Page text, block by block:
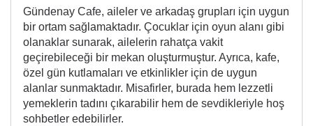
Gündenay Cafe, aileler ve arkadaş grupları için uygun
bir ortam sağlamaktadır. Çocuklar için oyun alanı gibi
olanaklar sunarak, ailelerin rahatça vakit
geçirebileceği bir mekan oluşturmuştur. Ayrıca, kafe,
özel gün kutlamaları ve etkinlikler için de uygun
alanlar sunmaktadır. Misafirler, burada hem lezzetli
yemeklerin tadını çıkarabilir hem de sevdikleriyle hoş
sohbetler edebilirler.